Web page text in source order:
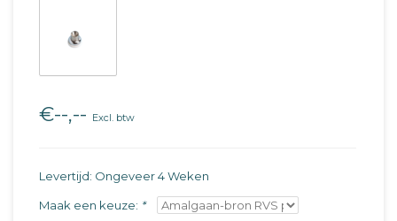
€--,-- Excl. btw
Levertijd: Ongeveer 4 Weken
Maak een keuze: *